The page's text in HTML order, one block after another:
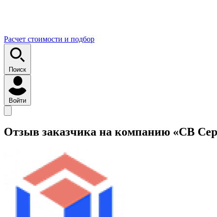
Расчет стоимости и подбор
Поиск
Войти
Отзыв заказчика на компанию «СВ